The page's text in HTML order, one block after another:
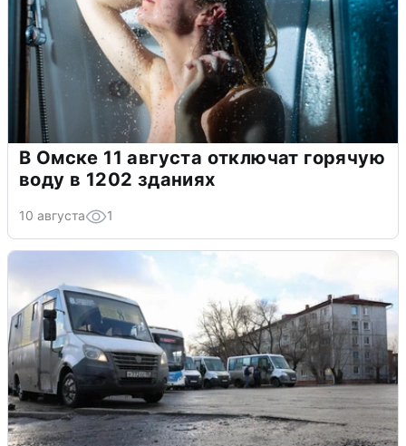
В Омске 11 августа отключат горячую
воду в 1202 зданиях
10 августа 1